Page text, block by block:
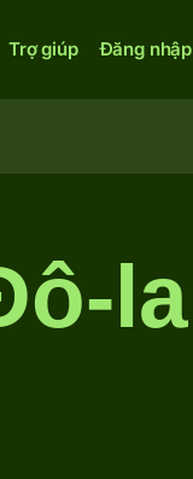
Trợ giúp Đăng nhập
la